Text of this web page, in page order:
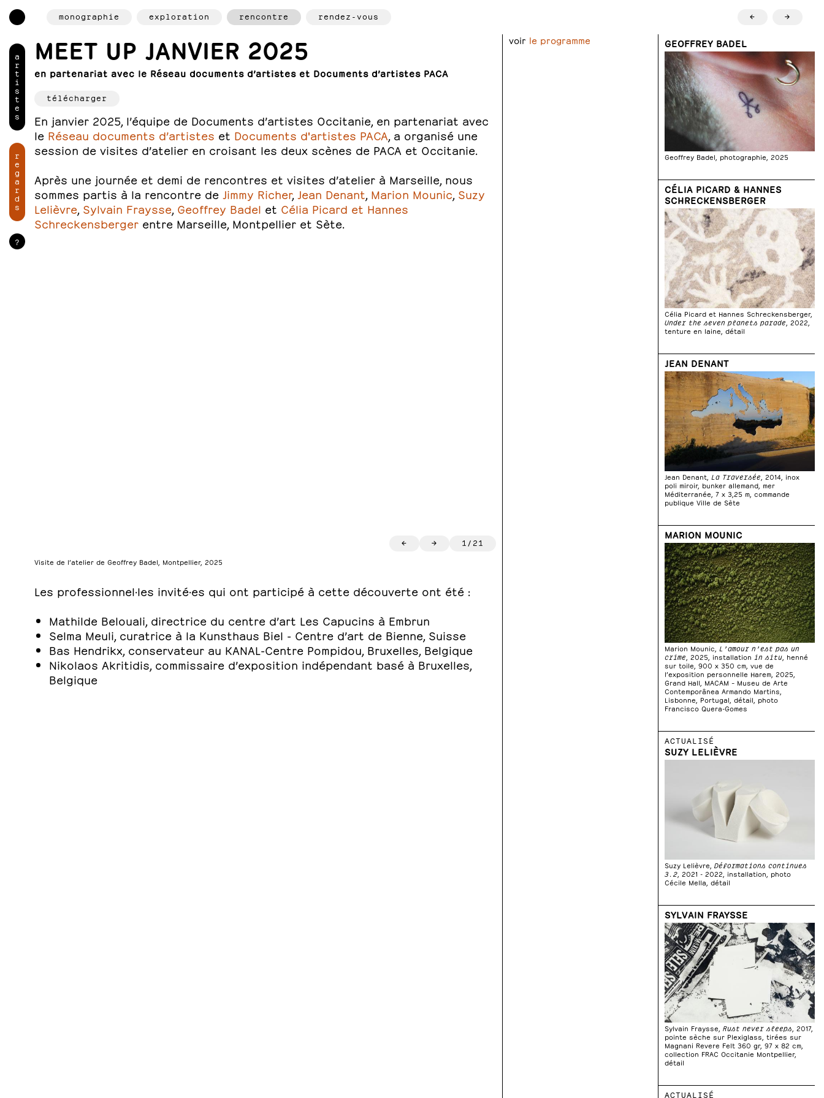
a
r
t
i
s
t
e
s
r
e
g
a
r
d
s
?
monographie exploration rencontre rendez-vous ← →
MEET UP JANVIER 2025
en partenariat avec le Réseau documents d’artistes et Documents d’artistes PACA
télécharger
En janvier 2025, l’équipe de Documents d’artistes Occitanie, en partenariat avec
le Réseau documents d’artistes et Documents d'artistes PACA , a organisé une
session de visites d’atelier en croisant les deux scènes de PACA et Occitanie.
Après une journée et demi de rencontres et visites d’atelier à Marseille, nous
sommes partis à la rencontre de Jimmy Richer, Jean Denant Marion Mounic Suzy
Lelièvre Sylvain Fraysse Geoffrey Badel et Célia Picard et Hannes
Schreckensberger entre Marseille, Montpellier et Sète.
← → 1 / 21
Visite de l’atelier de Geoffrey Badel, Montpellier, 2025
Les professionnel·les invité·es qui ont participé à cette découverte ont été :
Mathilde Belouali, directrice du centre d’art Les Capucins à Embrun
Selma Meuli, curatrice à la Kunsthaus Biel - Centre d’art de Bienne, Suisse
Bas Hendrikx, conservateur au KANAL-Centre Pompidou, Bruxelles, Belgique
Nikolaos Akritidis, commissaire d’exposition indépendant basé à Bruxelles,
Belgique
voir le programme GEOFFREY BADEL
Geoffrey Badel, photographie, 2025
CÉLIA PICARD & HANNES
SCHRECKENSBERGER
Célia Picard et Hannes Schreckensberger,
Under the seven planets parade, 2022,
tenture en laine, détail
JEAN DENANT
Jean Denant, La Traversée, 2014, inox
poli miroir, bunker allemand, mer
Méditerranée, 7 x 3,25 m, commande
publique Ville de Sète
MARION MOUNIC
Marion Mounic, L’amour n’est pas un
crime, 2025, installation in situ, henné
sur toile, 900 x 350 cm, vue de
l’exposition personnelle Harem, 2025,
Grand Hall, MACAM – Museu de Arte
Contemporânea Armando Martins,
Lisbonne, Portugal, détail, photo
Francisco Quera-Gomes
ACTUALISÉ
SUZY LELIÈVRE
Suzy Lelièvre,Déformations continues
3.2, 2021 - 2022, installation, photo
Cécile Mella, détail
SYLVAIN FRAYSSE
Sylvain Fraysse,Rust never sleeps, 2017,
pointe sèche sur Plexiglass, tirées sur
Magnani Revere Felt 360 gr, 97 x 82 cm,
collection FRAC Occitanie Montpellier,
détail
ACTUALISÉ